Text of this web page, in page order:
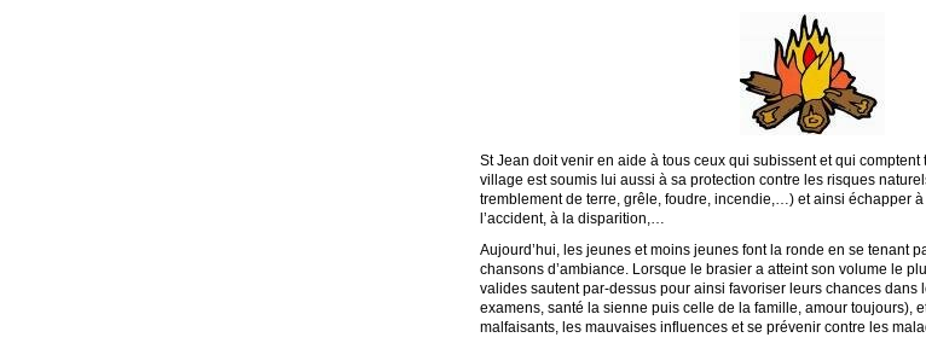
St Jean doit venir en aide à tous ceux qui subissent et qui
village est soumis lui aussi à sa protection contre les risques
tremblement de terre, grêle, foudre, incendie,…) et ainsi échapper
l’accident, à la disparition,…
Aujourd’hui, les jeunes et moins jeunes font la ronde en se tenant
chansons d’ambiance. Lorsque le brasier a atteint son volume le
valides sautent par-dessus pour ainsi favoriser leurs chances dans
examens, santé la sienne puis celle de la famille, amour toujours),
malfaisants, les mauvaises influences et se prévenir contre les